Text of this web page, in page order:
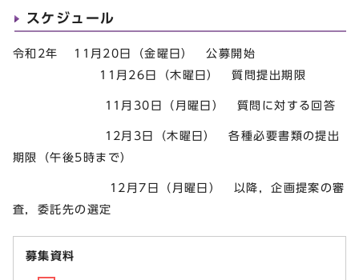
スケジュール
令和2年 11月20日（金曜日） 公募開始
11月26日（木曜日） 質問提出期限
11月30日（月曜日） 質問に対する回答
12月3日（木曜日） 各種必要書類の提出
期限（午後5時まで）
12月7日（月曜日） 以降，企画提案の審
査，委託先の選定
募集資料